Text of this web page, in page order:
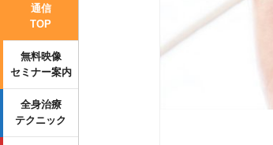
通信
TOP
無料映像
セミナー案内
全身治療
テクニック